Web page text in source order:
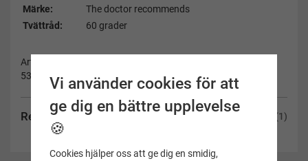
Recensioner (1)
Märke:
The doctor recommends
Tvättråd:
60 grader
Artikelnummer:
5308-vit-40/42Vi använder cookies för att
ge dig en bättre upplevelse
🍪
Cookies hjälper oss att ge dig en smidig,